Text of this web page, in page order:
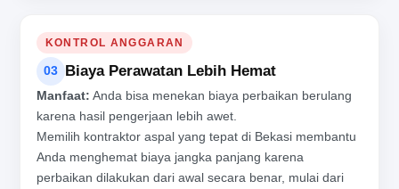
KONTROL ANGGARAN
03 Biaya Perawatan Lebih Hemat
Manfaat: Anda bisa menekan biaya perbaikan berulang
karena hasil pengerjaan lebih awet.
Memilih kontraktor aspal yang tepat di Bekasi membantu
Anda menghemat biaya jangka panjang karena
perbaikan dilakukan dari awal secara benar, mulai dari